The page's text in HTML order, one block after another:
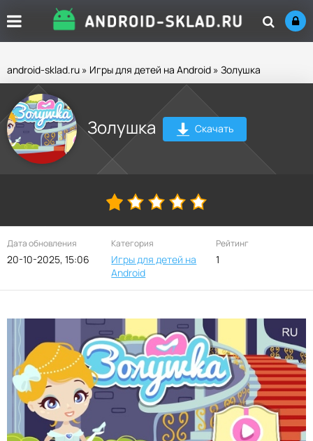
android-sklad.ru » Игры для детей на Android » Золушка
Золушка Скачать
Дата обновления
20-10-2025, 15:06
Категория
Игры для детей на
Android
Рейтинг
1